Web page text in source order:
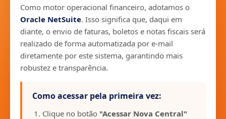
Como motor operacional financeiro, adotamos o
Oracle NetSuite. Isso significa que, daqui em
diante, o envio de faturas, boletos e notas fiscais será
realizado de forma automatizada por e-mail
diretamente por este sistema, garantindo mais
robustez e transparência.
Como acessar pela primeira vez:
Clique no botão "Acessar Nova Central"